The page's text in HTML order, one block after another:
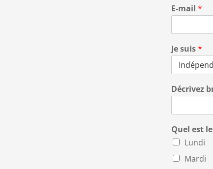
E-mail*
Je suis*
Décrivez
Quel est
Lundi
Mardi